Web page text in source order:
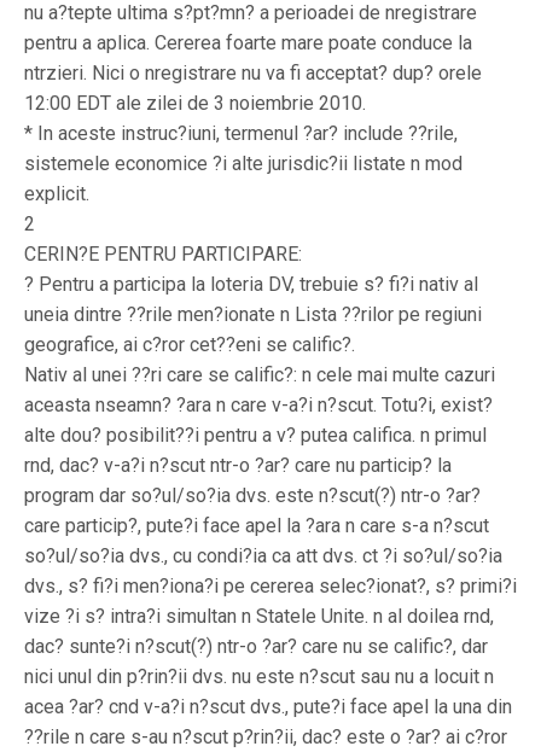
nu a?tepte ultima s?pt?mn? a perioadei de nregistrare
pentru a aplica. Cererea foarte mare poate conduce la
ntrzieri. Nici o nregistrare nu va fi acceptat? dup? orele
12:00 EDT ale zilei de 3 noiembrie 2010.
* In aceste instruc?iuni, termenul ?ar? include ??rile,
sistemele economice ?i alte jurisdic?ii listate n mod
explicit.
2
CERIN?E PENTRU PARTICIPARE:
? Pentru a participa la loteria DV, trebuie s? fi?i nativ al
uneia dintre ??rile men?ionate n Lista ??rilor pe regiuni
geografice, ai c?ror cet??eni se calific?.
Nativ al unei ??ri care se calific?: n cele mai multe cazuri
aceasta nseamn? ?ara n care v-a?i n?scut. Totu?i, exist?
alte dou? posibilit??i pentru a v? putea califica. n primul
rnd, dac? v-a?i n?scut ntr-o ?ar? care nu particip? la
program dar so?ul/so?ia dvs. este n?scut(?) ntr-o ?ar?
care particip?, pute?i face apel la ?ara n care s-a n?scut
so?ul/so?ia dvs., cu condi?ia ca att dvs. ct ?i so?ul/so?ia
dvs., s? fi?i men?iona?i pe cererea selec?ionat?, s? primi?i
vize ?i s? intra?i simultan n Statele Unite. n al doilea rnd,
dac? sunte?i n?scut(?) ntr-o ?ar? care nu se calific?, dar
nici unul din p?rin?ii dvs. nu este n?scut sau nu a locuit n
acea ?ar? cnd v-a?i n?scut dvs., pute?i face apel la una din
??rile n care s-au n?scut p?rin?ii, dac? este o ?ar? ai c?ror